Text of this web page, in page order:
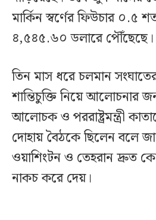
মার্কিন স্বর্ণের ফিউচার ০.৫
৪,৫৪৫.৬০ ডলারে পৌঁছেছে।
তিন মাস ধরে চলমান
শান্তিচুক্তি নিয়ে আলোচনার
আলোচক ও পররাষ্ট্রমন্ত্রী
দোহায় বৈঠকে ছিলেন বলে
ওয়াশিংটন ও তেহরান দ্রুত
নাকচ করে দেয়।